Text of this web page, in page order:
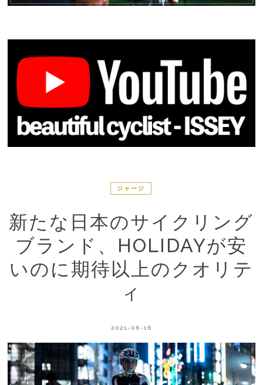
ジャージ
新たな日本のサイクリング
ブランド、HOLIDAYが安
いのに期待以上のクオリテ
ィ
2021-06-16